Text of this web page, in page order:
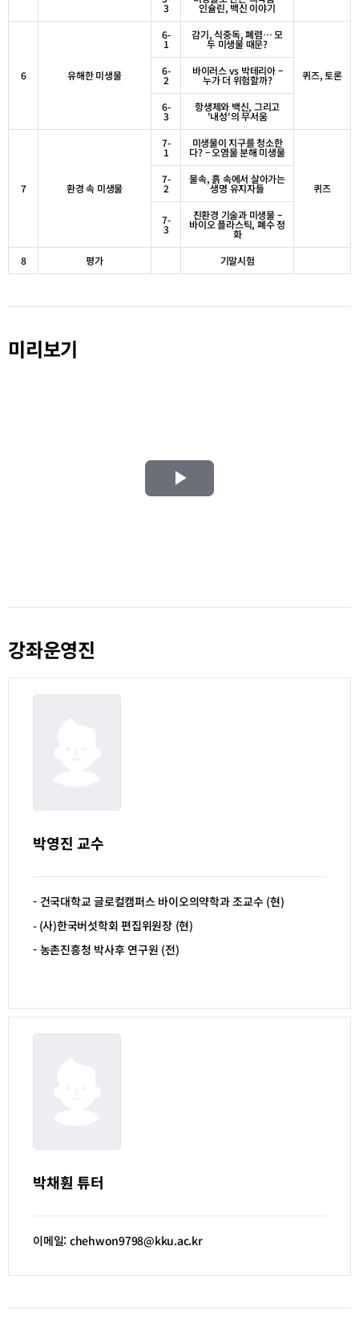
3 인슐린, 백신 이야기
6 유해한 미생물
6-
1
감기,식중독,폐렴… 모
두 미생물 때문?
퀴즈,토론
6-
2
바이러스vs 박테리아 –
누가 더 위험할까?
6-
3
항생제와 백신, 그리고
'내성'의 무서움
7 환경 속 미생물
7-
1
미생물이 지구를 청소한
다?– 오염물 분해 미생물
퀴즈
7-
2
물속,흙 속에서 살아가는
생명 유지자들
7-
3
친환경 기술과 미생물 –
바이오 플라스틱,폐수 정
화
8
평가 기말시험
미리보기
Play
강좌운영진
박영진 교수
- 건국대학교 글로컬캠퍼스 바이오의약학과 조교수 (현)
- (사)한국버섯학회 편집위원장 (현)
- 농촌진흥청 박사후 연구원 (전)
박채훤 튜터
이메일: chehwon9798@kku.ac.kr